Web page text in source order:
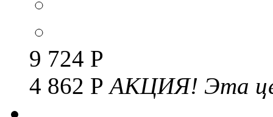
9 724 Р
4 862 РАКЦИЯ! Эта